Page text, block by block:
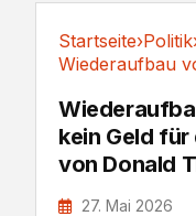
Startseite›Politik
kein Geld
von Donald
27. Mai 2026